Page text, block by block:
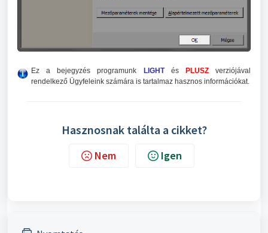
Ez a bejegyzés programunk LIGHTés PLUSZverziójával
rendelkező Ügyfeleink számára is tartalmaz hasznos információkat.
Hasznosnak találta a cikket?
Nem Igen